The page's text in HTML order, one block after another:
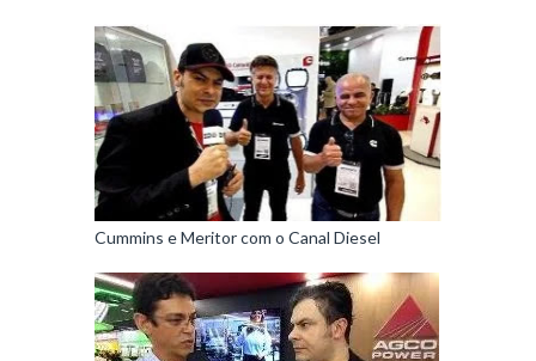
Cummins e Meritor com o Canal Diesel